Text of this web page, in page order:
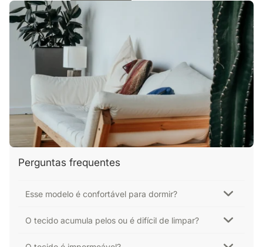
Perguntas frequentes
Esse modelo é confortável para dormir?
O tecido acumula pelos ou é difícil de limpar?